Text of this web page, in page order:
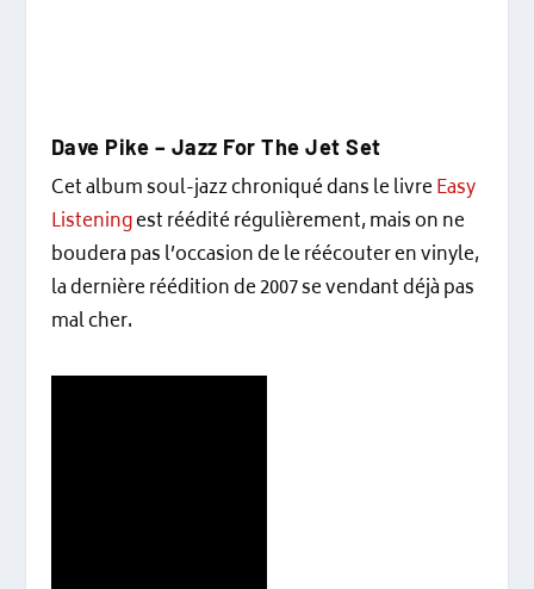
Dave Pike – Jazz For The Jet Set
Cet album soul-jazz chroniqué dans le livreEasy
Listeningest réédité régulièrement, mais on ne
boudera pas l’occasion de le réécouter en vinyle,
la dernière réédition de 2007 se vendant déjà pas
mal cher.